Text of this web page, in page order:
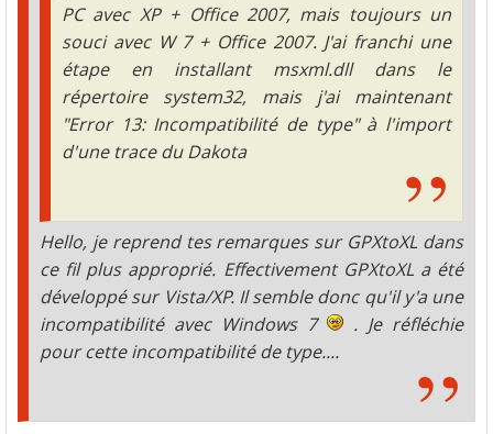
PC avec XP + Office 2007, mais toujours un
souci avec W 7 + Office 2007. J'ai franchi une
étape en installant msxml.dll dans le
répertoire system32, mais j'ai maintenant
"Error 13: Incompatibilité de type" à l'import
d'une trace du Dakota
Hello, je reprend tes remarques sur GPXtoXL dans
ce fil plus approprié. Effectivement GPXtoXL a été
développé sur Vista/XP. Il semble donc qu'il y'a une
incompatibilité avec Windows 7
. Je réfléchie
pour cette incompatibilité de type....